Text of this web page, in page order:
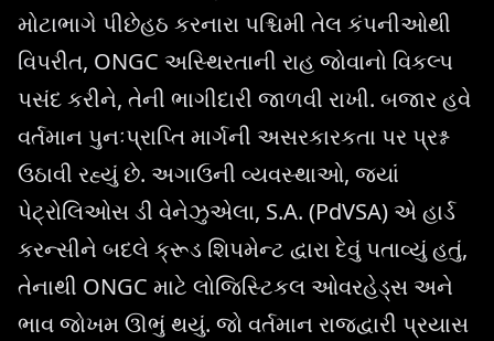
મોટાભાગે પીછેહઠ કરનારા પશ્ચિમી તેલ કંપનીઓથી
વિપરીત, ONGC અસ્થિરતાની રાહ જોવાનો વિકલ્પ
પસંદ કરીને, તેની ભાગીદારી જાળવી રાખી. બજાર હવે
વર્તમાન પુનઃપ્રાપ્તિ માર્ગની અસરકારકતા પર પ્રશ્ન
ઉઠાવી રહ્યું છે. અગાઉની વ્યવસ્થાઓ, જ્યાં
પેટ્રોલિઓસ ડી વેનેઝુએલા, S.A. (PdVSA) એ હાર્ડ
કરન્સીને બદલે ક્રૂડ શિપમેન્ટ દ્વારા દેવું પતાવ્યું હતું,
તેનાથી ONGC માટે લોજિસ્ટિકલ ઓવરહેડ્સ અને
ભાવ જોખમ ઊભું થયું. જો વર્તમાન રાજદ્વારી પ્રયાસ